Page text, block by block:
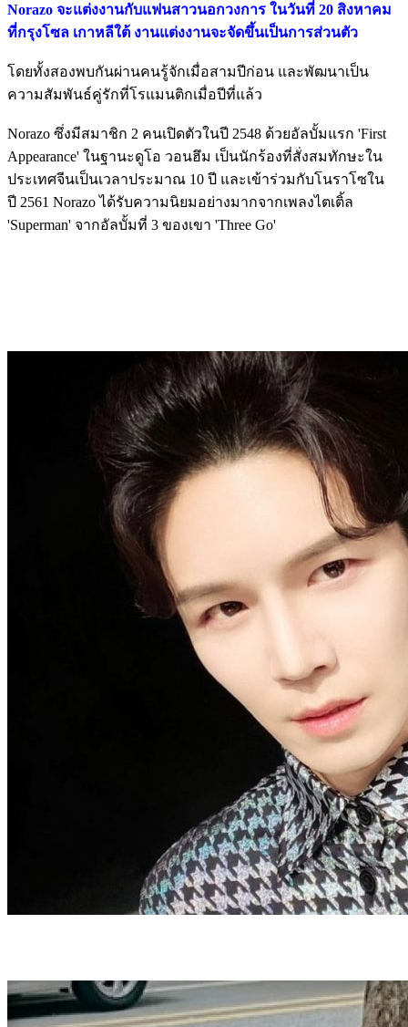
Norazo จะแต่งงานกับแฟนสาวนอกวงการ ในวันที่ 20 สิงหาคม
ที่กรุงโซล เกาหลีใต้ งานแต่งงานจะจัดขึ้นเป็นการส่วนตัว
โดยทั้งสองพบกันผ่านคนรู้จักเมื่อสามปีก่อน และพัฒนาเป็น
ความสัมพันธ์คู่รักที่โรแมนติกเมื่อปีที่แล้ว
Norazo ซึ่งมีสมาชิก 2 คนเปิดตัวในปี 2548 ด้วยอัลบั้มแรก 'First
Appearance' ในฐานะดูโอ วอนฮึม เป็นนักร้องที่สั่งสมทักษะใน
ประเทศจีนเป็นเวลาประมาณ 10 ปี และเข้าร่วมกับโนราโซใน
ปี 2561 Norazo ได้รับความนิยมอย่างมากจากเพลงไตเติ้ล
'Superman' จากอัลบั้มที่ 3 ของเขา 'Three Go'